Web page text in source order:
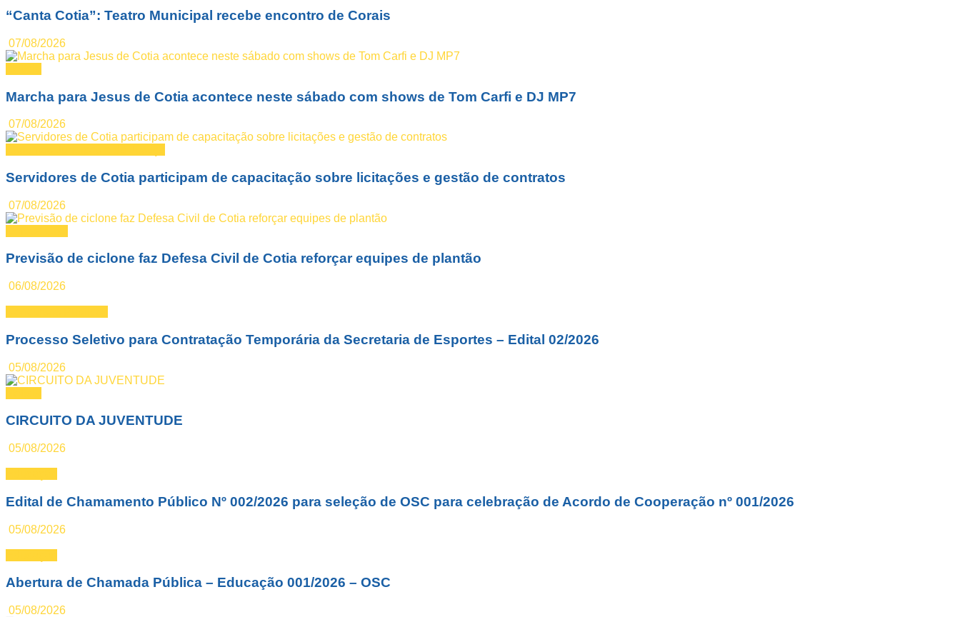
“Canta Cotia”: Teatro Municipal recebe encontro de Corais
07/08/2026
Marcha para Jesus de Cotia acontece neste sábado com shows de Tom Carfi e DJ MP7
07/08/2026
Servidores de Cotia participam de capacitação sobre licitações e gestão de contratos
07/08/2026
Previsão de ciclone faz Defesa Civil de Cotia reforçar equipes de plantão
06/08/2026
Processo Seletivo para Contratação Temporária da Secretaria de Esportes – Edital 02/2026
05/08/2026
CIRCUITO DA JUVENTUDE
05/08/2026
Edital de Chamamento Público Nº 002/2026 para seleção de OSC para celebração de Acordo de Cooperação nº 001/2026
05/08/2026
Abertura de Chamada Pública – Educação 001/2026 – OSC
05/08/2026